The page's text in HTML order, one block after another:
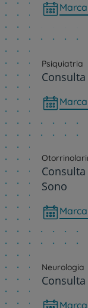
Psiquiatria
Sono
Neurologia